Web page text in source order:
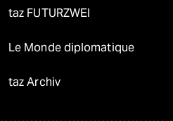
taz FUTURZWEI
Le Monde diplomatique
taz Archiv